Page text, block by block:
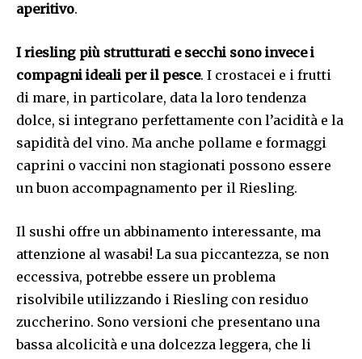
aperitivo.
I riesling più strutturati e secchi sono invece i
compagni ideali per il pesce. I crostacei e i frutti
di mare, in particolare, data la loro tendenza
dolce, si integrano perfettamente con l’acidità e la
sapidità del vino. Ma anche pollame e formaggi
caprini o vaccini non stagionati possono essere
un buon accompagnamento per il Riesling.
Il sushi offre un abbinamento interessante, ma
attenzione al wasabi! La sua piccantezza, se non
eccessiva, potrebbe essere un problema
risolvibile utilizzando i Riesling con residuo
zuccherino. Sono versioni che presentano una
bassa alcolicità e una dolcezza leggera, che li